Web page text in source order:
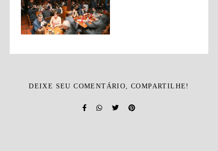
DEIXE SEU COMENTÁRIO, COMPARTILHE!